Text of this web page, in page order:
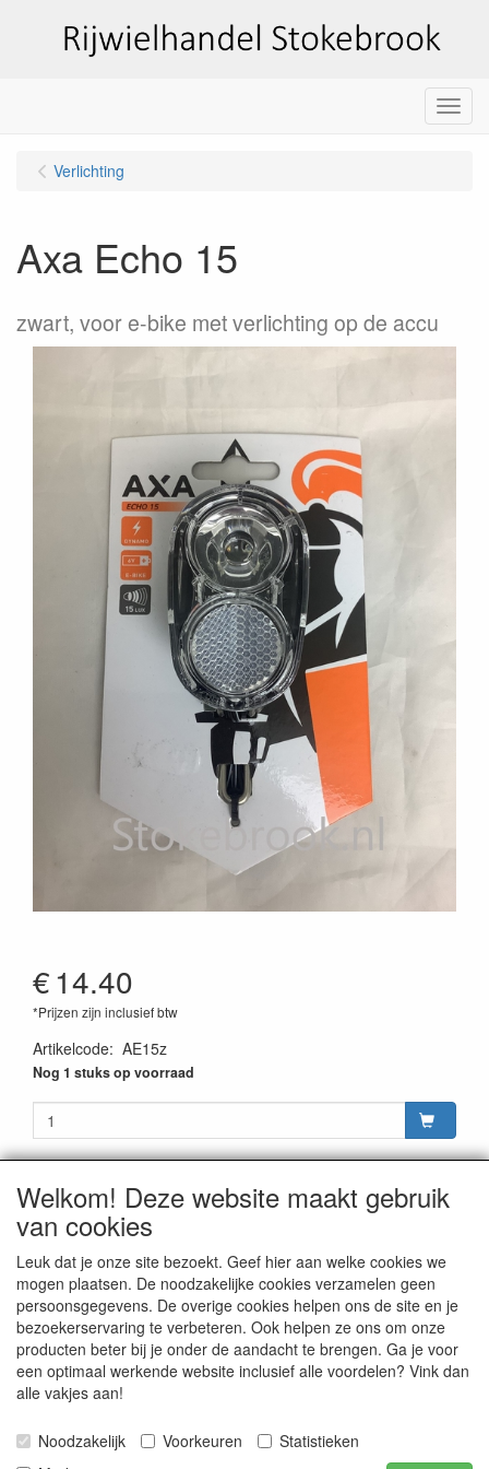
Menu
Verlichting
Axa Echo 15
zwart, voor e-bike met verlichting op de accu
€14.40
*Prijzen zijn inclusief btw
Artikelcode: AE15z
Nog 1 stuks op voorraad
CONTACTGEGEVENS
Rijwielhandel Stokebrook
Stadsweg 27
9917 PV Wirdum (Gn.)
E-mail: stokebrook@xs4all.nl
Telefoon: 0596 - 571646
Publicatie van inhoud van deze website is, in alle vormen,
Welkom! Deze website maakt gebruik
van cookies
Leuk dat je onze site bezoekt. Geef hier aan welke cookies we
mogen plaatsen. De noodzakelijke cookies verzamelen geen
persoonsgegevens. De overige cookies helpen ons de site en je
bezoekerservaring te verbeteren. Ook helpen ze ons om onze
producten beter bij je onder de aandacht te brengen. Ga je voor
een optimaal werkende website inclusief alle voordelen? Vink dan
alle vakjes aan!
Noodzakelijk Voorkeuren
Statistieken